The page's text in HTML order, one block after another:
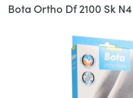
Bota Ortho Df 2100 Sk N4